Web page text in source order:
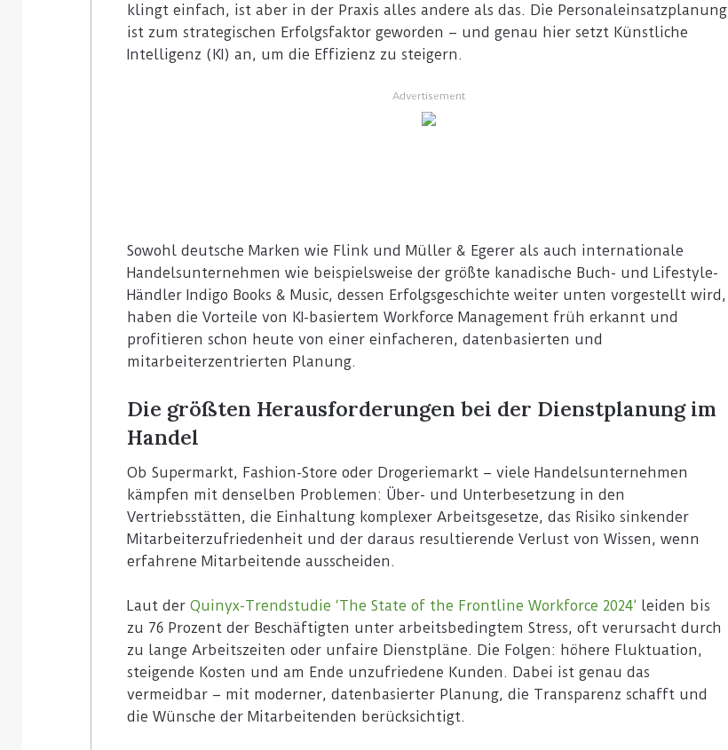
klingt einfach, ist aber in der Praxis alles andere als das. Die Personaleinsatzplanung
ist zum strategischen Erfolgsfaktor geworden – und genau hier setzt Künstliche
Intelligenz (KI) an, um die Effizienz zu steigern.
Advertisement
Sowohl deutsche Marken wie Flink und Müller & Egerer als auch internationale
Handelsunternehmen wie beispielsweise der größte kanadische Buch- und Lifestyle-
Händler Indigo Books & Music, dessen Erfolgsgeschichte weiter unten vorgestellt wird,
haben die Vorteile von KI-basiertem Workforce Management früh erkannt und
profitieren schon heute von einer einfacheren, datenbasierten und
mitarbeiterzentrierten Planung.
Die größten Herausforderungen bei der Dienstplanung im
Handel
Ob Supermarkt, Fashion-Store oder Drogeriemarkt – viele Handelsunternehmen
kämpfen mit denselben Problemen: Über- und Unterbesetzung in den
Vertriebsstätten, die Einhaltung komplexer Arbeitsgesetze, das Risiko sinkender
Mitarbeiterzufriedenheit und der daraus resultierende Verlust von Wissen, wenn
erfahrene Mitarbeitende ausscheiden.
Laut der Quinyx-Trendstudie ‘The State of the Frontline Workforce 2024’ leiden bis
zu 76 Prozent der Beschäftigten unter arbeitsbedingtem Stress, oft verursacht durch
zu lange Arbeitszeiten oder unfaire Dienstpläne. Die Folgen: höhere Fluktuation,
steigende Kosten und am Ende unzufriedene Kunden. Dabei ist genau das
vermeidbar – mit moderner, datenbasierter Planung, die Transparenz schafft und
die Wünsche der Mitarbeitenden berücksichtigt.
29. Juli 2026
Rossmann Spanien setzt auf
5. August 2026